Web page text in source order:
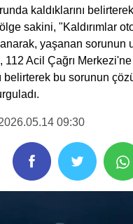
kaldıklarını
sakini, "Kaldırımlar
yaşanan sorunun
112 Acil Çağrı
belirterek bu sorunun
09:30